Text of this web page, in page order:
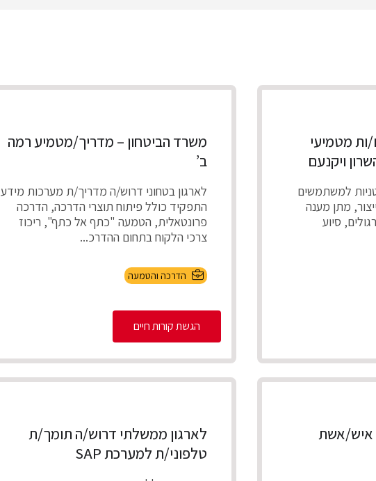
ות מטמיעי
ויקנעם
למשתמשים
מתן מענה
סיוע
משרד הביטחון – מדריך/מטמיע רמה
ב’
לארגון בטחוני דרוש/ה מדריך/ת מערכות מידע
התפקיד כולל פיתוח תוצרי הדרכה, הדרכה
פרונטאלית, הטמעה "כתף אל כתף", ריכוז
צרכי הלקוח בתחום ההדרכ...
הדרכה והטמעה
הגשת קורות חיים
איש/אשת
לארגון ממשלתי דרוש/ה תומך/ת
טלפוני/ת למערכת SAP